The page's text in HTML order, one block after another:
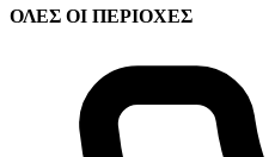
ΟΛΕΣ ΟΙ ΠΕΡΙΟΧΕΣ